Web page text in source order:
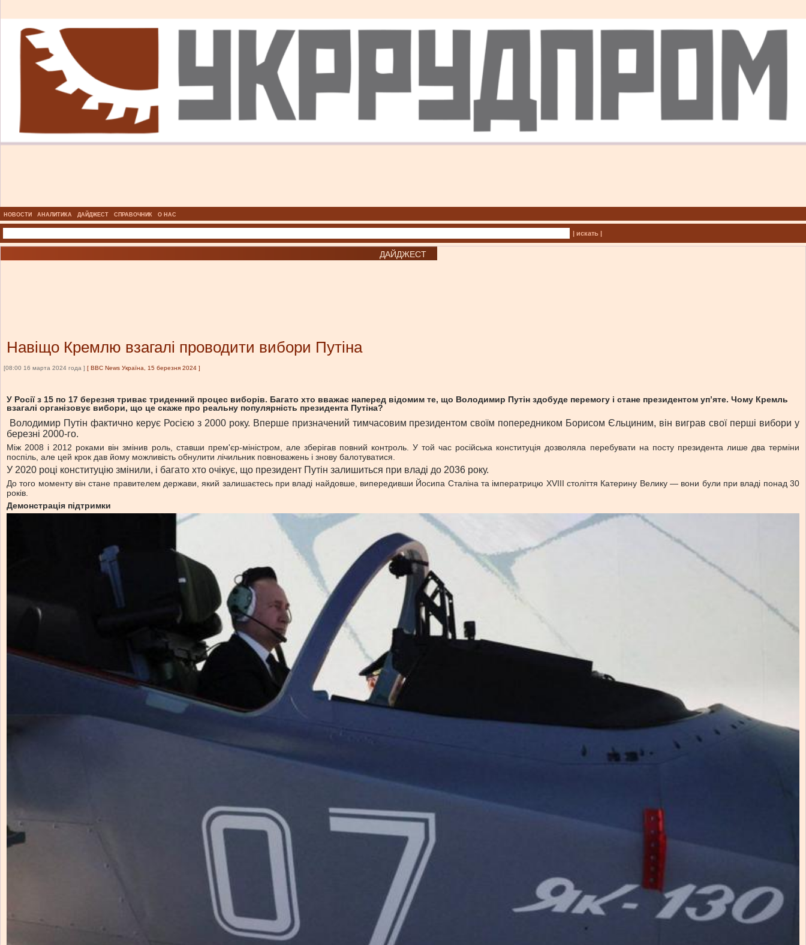
НОВОСТИ АНАЛИТИКА ДАЙДЖЕСТ СПРАВОЧНИК О НАС
| искать |
ДАЙДЖЕСТ
Навіщо Кремлю взагалі проводити вибори Путіна
[08:00 16 марта 2024 года ] [ BBC News Україна, 15 березня 2024 ]
У Росії з 15 по 17 березня триває триденний процес виборів. Багато хто вважає наперед відомим те, що Володимир Путін здобуде перемогу і стане президентом уп’яте. Чому Кремль
взагалі організовує вибори, що це скаже про реальну популярність президента Путіна?
Володимир Путін фактично керує Росією з 2000 року. Вперше призначений тимчасовим президентом своїм попередником Борисом Єльциним, він виграв свої перші вибори у
березні 2000-го.
Між 2008 і 2012 роками він змінив роль, ставши прем'єр-міністром, але зберігав повний контроль. У той час російська конституція дозволяла перебувати на посту президента лише два терміни
поспіль, але цей крок дав йому можливість обнулити лічильник повноважень і знову балотуватися.
У 2020 році конституцію змінили, і багато хто очікує, що президент Путін залишиться при владі до 2036 року.
До того моменту він стане правителем держави, який залишаєтесь при владі найдовше, випередивши Йосипа Сталіна та імператрицю XVIII століття Катерину Велику — вони були при владі понад 30
років.
Демонстрація підтримки